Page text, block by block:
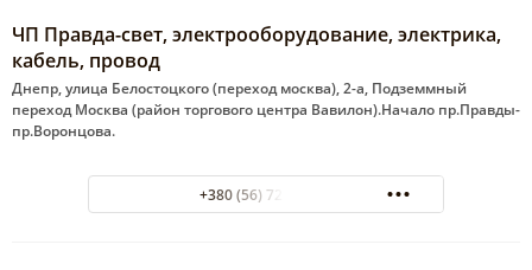
ЧП Правда-свет, электрооборудование, электрика,
кабель, провод
Днепр, улица Белостоцкого (переход москва), 2-а, Подземмный
переход Москва (район торгового центра Вавилон).Начало пр.Правды-
пр.Воронцова.
+380 (56) 725-03-74